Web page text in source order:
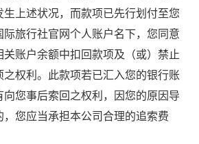
上述状况，而款项已先行划付至您
旅行社官网个人账户名下，您同意
账户余额中扣回款项及（或）禁止
权利。此款项若已汇入您的银行账
您事后索回之权利，因您的原因导
您应当承担本公司合理的追索费